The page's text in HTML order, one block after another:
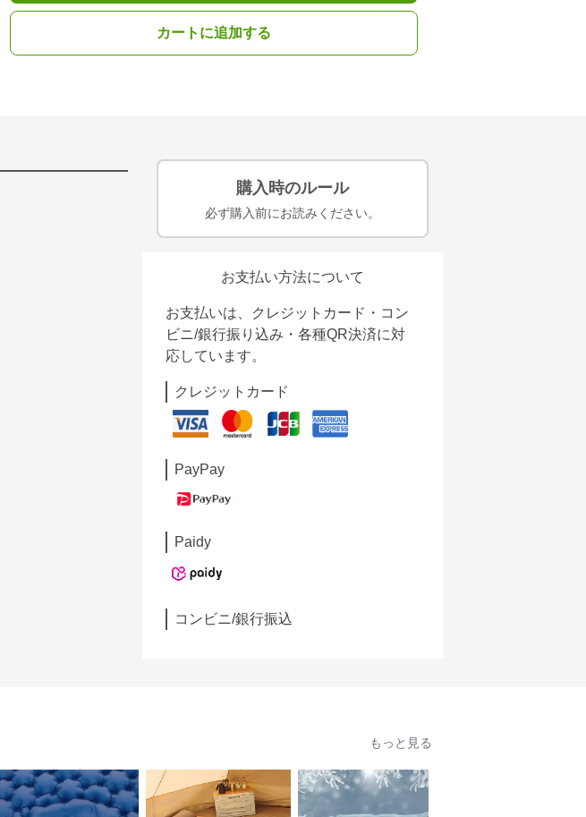
カートに追加する
購入時のルール
必ず購入前にお読みください。
お支払い方法について
お支払いは、クレジットカード・コン
ビニ/銀行振り込み・各種QR決済に対
応しています。
クレジットカード
PayPay
Paidy
コンビニ/銀行振込
もっと見る